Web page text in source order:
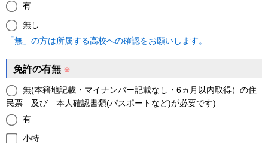
有
無し
「無」の方は所属する高校への確認をお願いします。
免許の有無 ※
無(本籍地記載・マイナンバー記載なし・6ヵ月以内取得）の住
民票 及び 本人確認書類(パスポートなど)が必要です)
有
小特